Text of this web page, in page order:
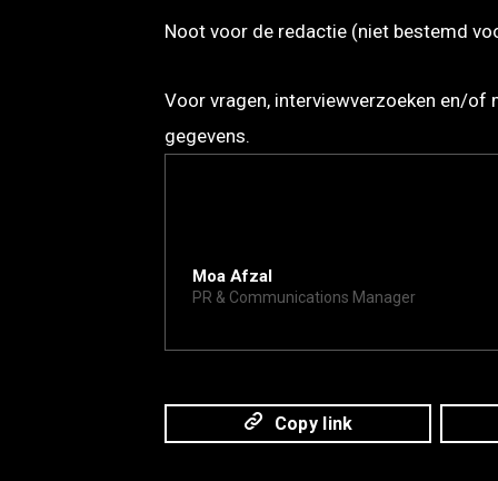
Noot voor de redactie (niet bestemd
Voor vragen, interviewverzoeken en/
gegevens.
Moa Afzal
PR & Communications Manager
Copy link